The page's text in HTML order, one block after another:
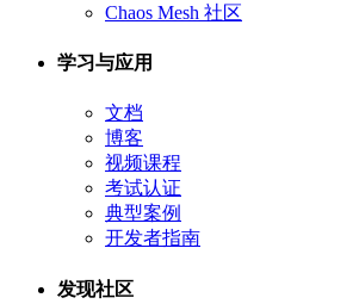
Chaos Mesh 社区
学习与应用
文档
博客
视频课程
考试认证
典型案例
开发者指南
发现社区